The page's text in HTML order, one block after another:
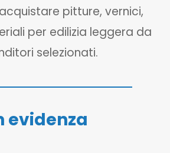
pitture, vernici,
per edilizia leggera da
selezionati.
evidenza